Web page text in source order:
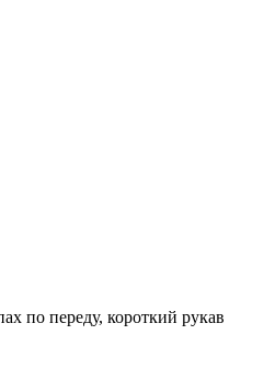
по переду, короткий рукав